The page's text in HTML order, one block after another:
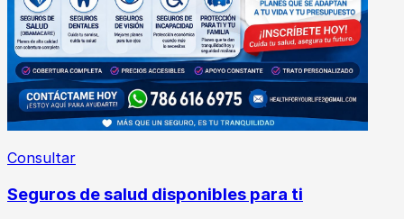
Consultar
Seguros de salud disponibles para ti